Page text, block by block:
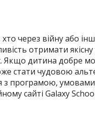
через війну або
отримати якісну
Якщо дитина добре
стати чудовою
з програмою,
сайті Galaxy